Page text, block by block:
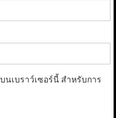
เบราว์เซอร์นี้ สำหรับการ